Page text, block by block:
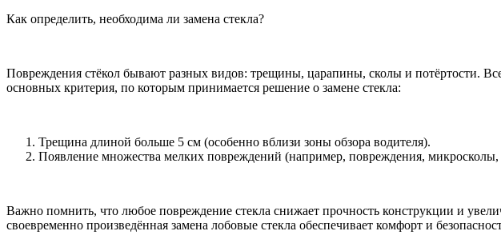
Как определить, необходима ли замена стекла?
Повреждения стёкол бывают разных видов: трещины, царапины, сколы и потёртости.
основных критерия, по которым принимается решение о замене стекла:
Трещина длиной больше 5 см (особенно вблизи зоны обзора водителя).
Появление множества мелких повреждений (например, повреждения, микросколы,
Важно помнить, что любое повреждение стекла снижает прочность конструкции и
своевременно произведённая замена лобовые стекла обеспечивает комфорт и